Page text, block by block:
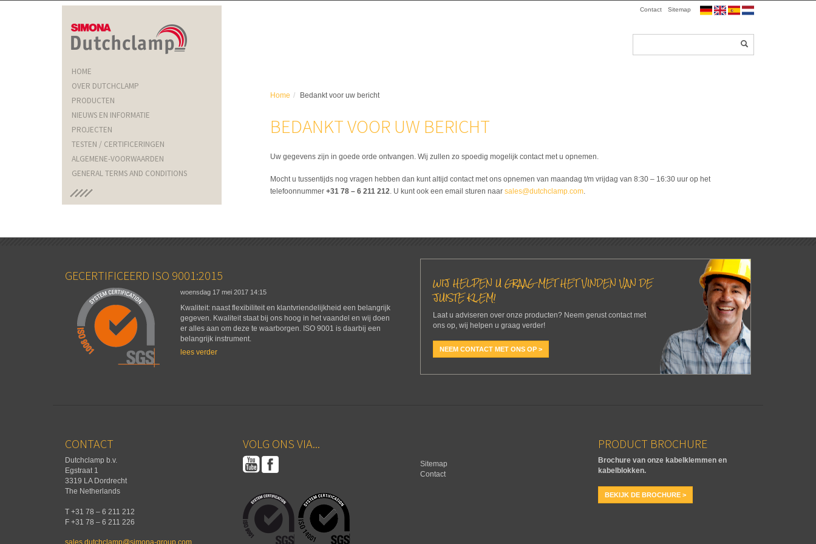
Sitemap
Contact
HOME
OVER DUTCHCLAMP
PRODUCTEN
NIEUWS EN INFORMATIE
PROJECTEN
TESTEN / CERTIFICERINGEN
ALGEMENE-VOORWAARDEN
GENERAL TERMS AND CONDITIONS
Home Bedankt voor uw bericht
BEDANKT VOOR UW BERICHT
Uw gegevens zijn in goede orde ontvangen. Wij zullen zo spoedig mogelijk contact met u opnemen.
Mocht u tussentijds nog vragen hebben dan kunt altijd contact met ons opnemen van maandag t/m vrijdag van 8:30 – 16:30 uur op het
telefoonnummer +31 78 – 6 211 212 . U kunt ook een email sturen naar sales@dutchclamp.com.
GECERTIFICEERD ISO 9001:2015
woensdag 17 mei 2017 14:15
Kwaliteit: naast flexibiliteit en klantvriendelijkheid een belangrijk
gegeven. Kwaliteit staat bij ons hoog in het vaandel en wij doen
er alles aan om deze te waarborgen. ISO 9001 is daarbij een
belangrijk instrument.
lees verder
WIJ HELPEN U GRAAG MET HET VINDEN VAN DE
JUISTE KLEM!
Laat u adviseren over onze producten? Neem gerust contact met
ons op, wij helpen u graag verder!
NEEM CONTACT MET ONS OP >
CONTACT
Dutchclamp b.v.
Egstraat 1
3319 LA Dordrecht
The Netherlands
T +31 78 – 6 211 212
F +31 78 – 6 211 226
sales.dutchclamp@simona-group.com
VOLG ONS VIA...
Sitemap
Contact
PRODUCT BROCHURE
Brochure van onze kabelklemmen en
kabelblokken.
BEKIJK DE BROCHURE >